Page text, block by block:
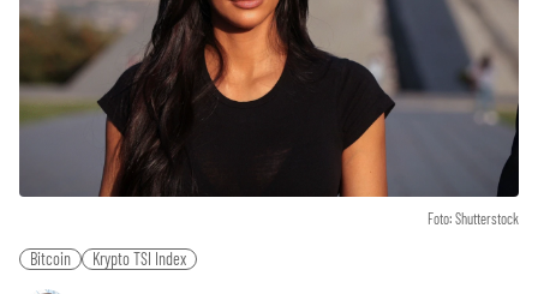
Foto: Shutterstock
Bitcoin Krypto TSI Index